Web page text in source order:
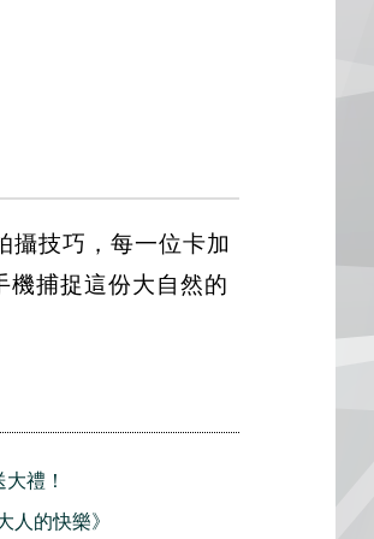
攝技巧，每一位卡加
捕捉這份大自然的
禮！
人的快樂》